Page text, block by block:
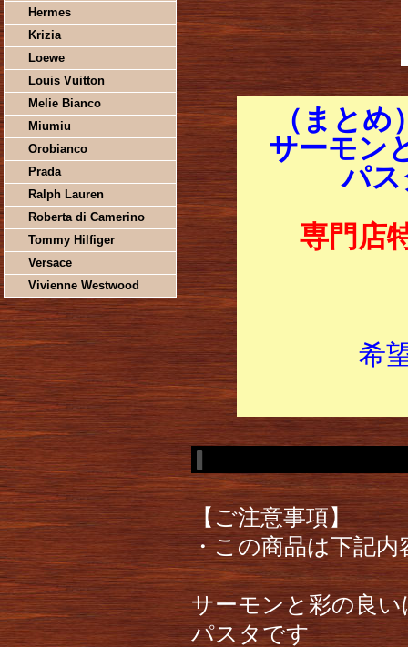
Hermes
Krizia
Loewe
Louis Vuitton
Melie Bianco
Miumiu
Orobianco
Prada
Ralph Lauren
Roberta di Camerino
Tommy Hilfiger
Versace
Vivienne Westwood
（まと
サーモン
パ
専門店
希
【ご注意事項】
・この商品は下記
サーモンと彩の良
パスタです